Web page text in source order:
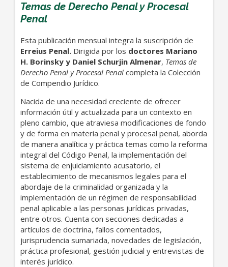
Temas de Derecho Penal y Procesal
Penal
Esta publicación mensual integra la suscripción de
Erreius Penal. Dirigida por los doctores Mariano
H. Borinsky y Daniel Schurjin Almenar, Temas de
Derecho Penal y Procesal Penal completa la Colección
de Compendio Jurídico.
Nacida de una necesidad creciente de ofrecer
información útil y actualizada para un contexto en
pleno cambio, que atraviesa modificaciones de fondo
y de forma en materia penal y procesal penal, aborda
de manera analítica y práctica temas como la reforma
integral del Código Penal, la implementación del
sistema de enjuiciamiento acusatorio, el
establecimiento de mecanismos legales para el
abordaje de la criminalidad organizada y la
implementación de un régimen de responsabilidad
penal aplicable a las personas jurídicas privadas,
entre otros. Cuenta con secciones dedicadas a
artículos de doctrina, fallos comentados,
jurisprudencia sumariada, novedades de legislación,
práctica profesional, gestión judicial y entrevistas de
interés jurídico.